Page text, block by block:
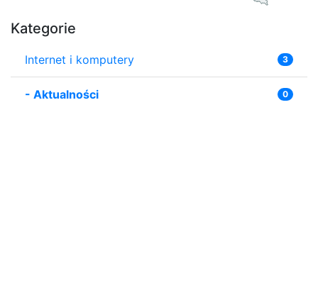
Kategorie
Internet i komputery 3
- Aktualności 0